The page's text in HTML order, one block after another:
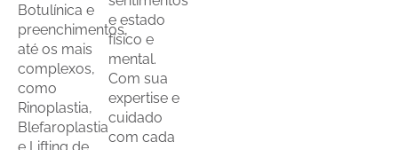
Botulínica e
preenchimentos,
até os mais
complexos,
como
Rinoplastia,
Blefaroplastia
e estado
físico e
mental.
Com sua
expertise e
cuidado
com cada